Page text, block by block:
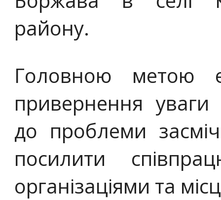
району.
Головною метою
привернення уваги
до проблеми
посилити
організаціями та